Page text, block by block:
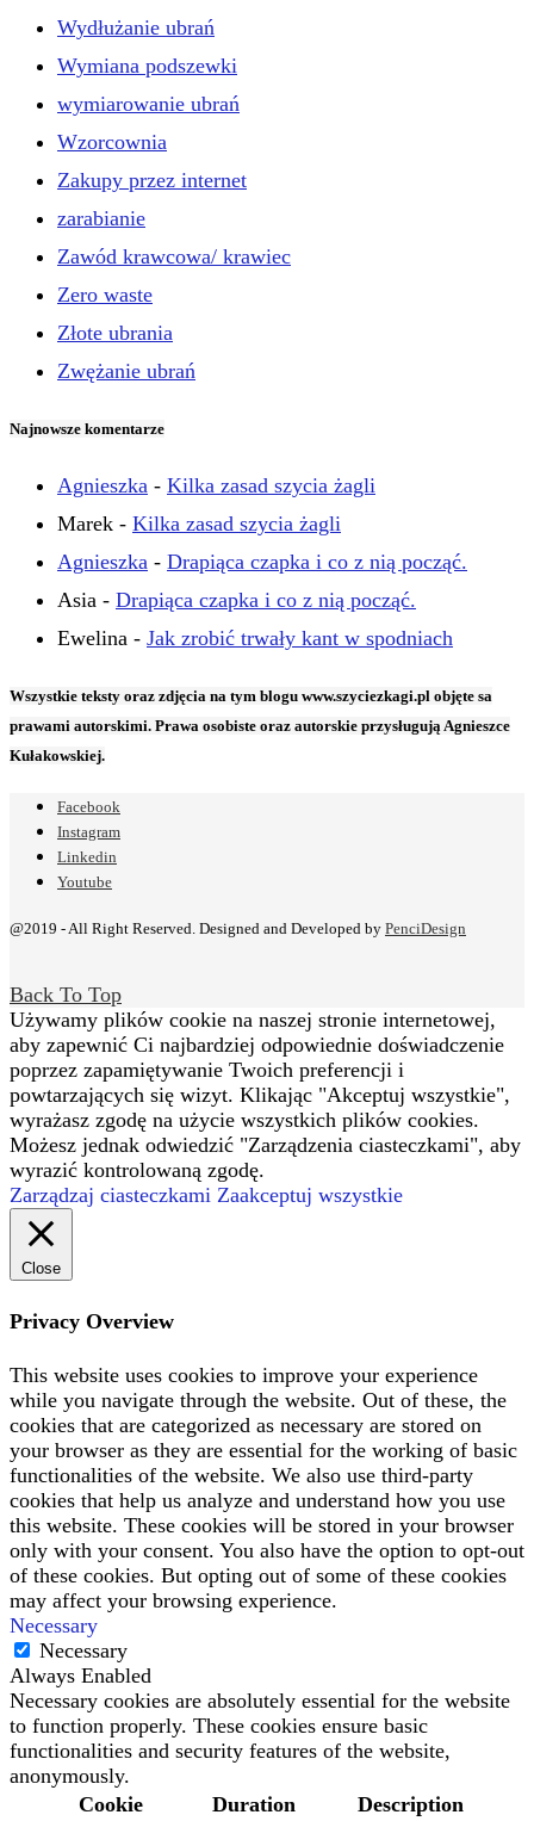
Wydłużanie ubrań
Wymiana podszewki
wymiarowanie ubrań
Wzorcownia
Zakupy przez internet
zarabianie
Zawód krawcowa/ krawiec
Zero waste
Złote ubrania
Zwężanie ubrań
Najnowsze komentarze
Agnieszka - Kilka zasad szycia żagli
Marek - Kilka zasad szycia żagli
Agnieszka - Drapiąca czapka i co z nią począć.
Asia - Drapiąca czapka i co z nią począć.
Ewelina - Jak zrobić trwały kant w spodniach
Wszystkie teksty oraz zdjęcia na tym blogu www.szyciezkagi.pl objęte sa
prawami autorskimi. Prawa osobiste oraz autorskie przysługują Agnieszce
Kułakowskiej.
Facebook
Instagram
Linkedin
Youtube
@2019 - All Right Reserved. Designed and Developed by PenciDesign
Back To Top
Używamy plików cookie na naszej stronie internetowej,
aby zapewnić Ci najbardziej odpowiednie doświadczenie
poprzez zapamiętywanie Twoich preferencji i
powtarzających się wizyt. Klikając "Akceptuj wszystkie",
wyrażasz zgodę na użycie wszystkich plików cookies.
Możesz jednak odwiedzić "Zarządzenia ciasteczkami", aby
wyrazić kontrolowaną zgodę.
Zarządzaj ciasteczkami Zaakceptuj wszystkie
Close
Privacy Overview
This website uses cookies to improve your experience
while you navigate through the website. Out of these, the
cookies that are categorized as necessary are stored on
your browser as they are essential for the working of basic
functionalities of the website. We also use third-party
cookies that help us analyze and understand how you use
this website. These cookies will be stored in your browser
only with your consent. You also have the option to opt-out
of these cookies. But opting out of some of these cookies
may affect your browsing experience.
Necessary
Necessary
Always Enabled
Necessary cookies are absolutely essential for the website
to function properly. These cookies ensure basic
functionalities and security features of the website,
anonymously.
Cookie
Duration Description